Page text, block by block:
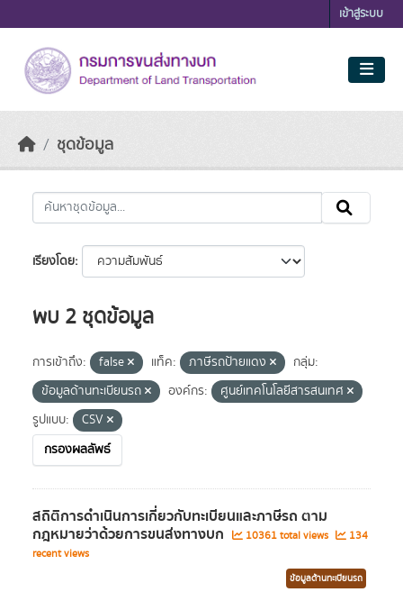
เข้าสู่ระบบ
ชุดข้อมูล
เรียงโดย
พบ 2 ชุดข้อมูล
การเข้าถึง: false แท็ค: ภาษีรถป้ายแดง
กลุ่ม:
ข้อมูลด้านทะเบียนรถ
องค์กร:
ศูนย์เทคโนโลยีสารสนเทศ
รูปแบบ:
CSV
กรองผลลัพธ์
สถิติการดำเนินการเกี่ยวกับทะเบียนและภาษีรถ ตาม
กฎหมายว่าด้วยการขนส่งทางบก 10361 total views
134
recent views
ข้อมูลด้านทะเบียนรถ